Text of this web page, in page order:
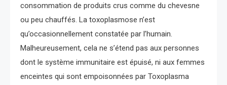
consommation de produits crus comme du chevesne
ou peu chauffés. La toxoplasmose n’est
qu’occasionnellement constatée par l’humain.
Malheureusement, cela ne s’étend pas aux personnes
dont le système immunitaire est épuisé, ni aux femmes
enceintes qui sont empoisonnées par Toxoplasma